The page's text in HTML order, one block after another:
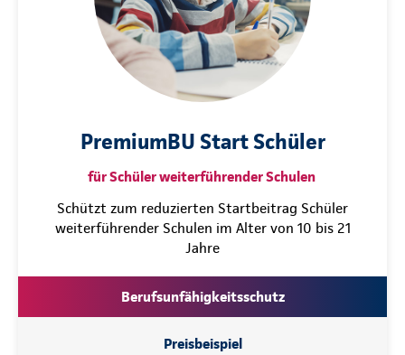
PremiumBU Start Schüler
für Schüler weiterführender Schulen
Schützt zum reduzierten Startbeitrag Schüler
weiterführender Schulen im Alter von 10 bis 21
Jahre
Berufsunfähigkeitsschutz
Preisbeispiel